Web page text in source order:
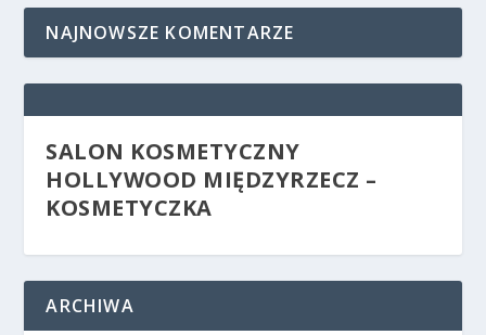
NAJNOWSZE KOMENTARZE
SALON KOSMETYCZNY
HOLLYWOOD MIĘDZYRZECZ –
KOSMETYCZKA
ARCHIWA